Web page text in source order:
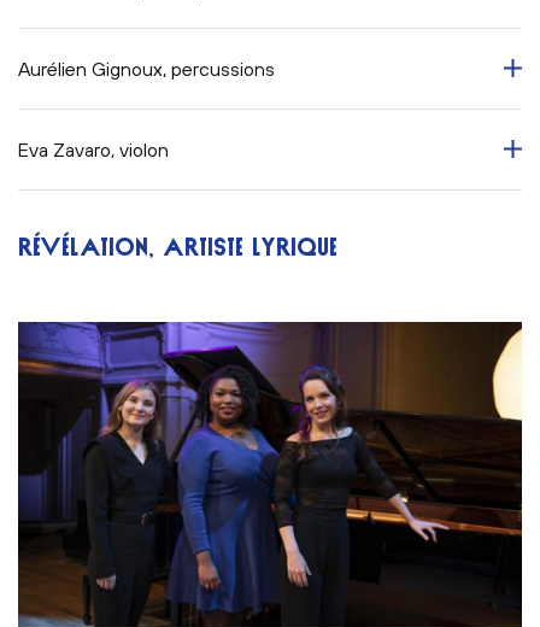
Aurélien Gignoux, percussions
Eva Zavaro, violon
RÉVÉLATION, ARTISTE LYRIQUE